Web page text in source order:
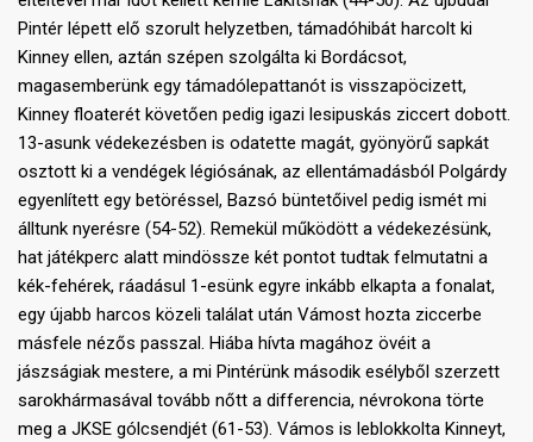
Pintér lépett elő szorult helyzetben, támadóhibát harcolt ki
Kinney ellen, aztán szépen szolgálta ki Bordácsot,
magasemberünk egy támadólepattanót is visszapöcizett,
Kinney floaterét követően pedig igazi lesipuskás ziccert dobott.
13-asunk védekezésben is odatette magát, gyönyörű sapkát
osztott ki a vendégek légiósának, az ellentámadásból Polgárdy
egyenlített egy betöréssel, Bazsó büntetőivel pedig ismét mi
álltunk nyerésre (54-52). Remekül működött a védekezésünk,
hat játékperc alatt mindössze két pontot tudtak felmutatni a
kék-fehérek, ráadásul 1-esünk egyre inkább elkapta a fonalat,
egy újabb harcos közeli találat után Vámost hozta ziccerbe
másfele nézős passzal. Hiába hívta magához övéit a
jászságiak mestere, a mi Pintérünk második esélyből szerzett
sarokhármasával tovább nőtt a differencia, névrokona törte
meg a JKSE gólcsendjét (61-53). Vámos is leblokkolta Kinneyt,